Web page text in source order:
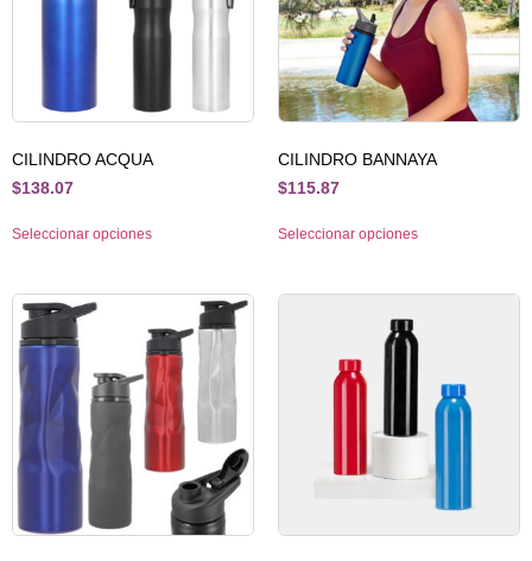
CILINDRO ACQUA
$138.07
Seleccionar opciones
CILINDRO BANNAYA
$115.87
Seleccionar opciones